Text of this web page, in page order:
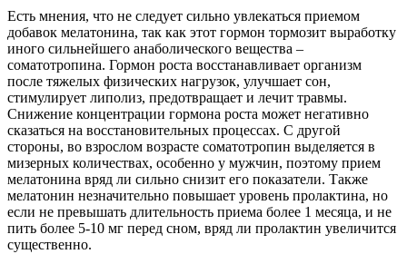
Есть мнения, что не следует сильно увлекаться приемом
добавок мелатонина, так как этот гормон тормозит выработку
иного сильнейшего анаболического вещества –
соматотропина. Гормон роста восстанавливает организм
после тяжелых физических нагрузок, улучшает сон,
стимулирует липолиз, предотвращает и лечит травмы.
Снижение концентрации гормона роста может негативно
сказаться на восстановительных процессах. С другой
стороны, во взрослом возрасте соматотропин выделяется в
мизерных количествах, особенно у мужчин, поэтому прием
мелатонина вряд ли сильно снизит его показатели. Также
мелатонин незначительно повышает уровень пролактина, но
если не превышать длительность приема более 1 месяца, и не
пить более 5-10 мг перед сном, вряд ли пролактин увеличится
существенно.